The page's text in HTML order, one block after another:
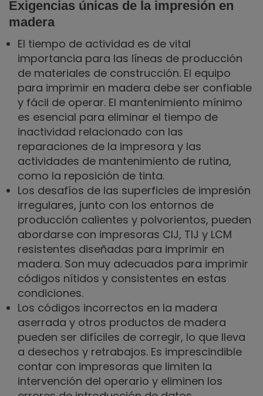
Exigencias únicas de la impresión en
madera
El tiempo de actividad es de vital
importancia para las líneas de producción
de materiales de construcción. El equipo
para imprimir en madera debe ser confiable
y fácil de operar. El mantenimiento mínimo
es esencial para eliminar el tiempo de
inactividad relacionado con las
reparaciones de la impresora y las
actividades de mantenimiento de rutina,
como la reposición de tinta.
Los desafíos de las superficies de impresión
irregulares, junto con los entornos de
producción calientes y polvorientos, pueden
abordarse con impresoras CIJ, TIJ y LCM
resistentes diseñadas para imprimir en
madera. Son muy adecuados para imprimir
códigos nítidos y consistentes en estas
condiciones.
Los códigos incorrectos en la madera
aserrada y otros productos de madera
pueden ser difíciles de corregir, lo que lleva
a desechos y retrabajos. Es imprescindible
contar con impresoras que limiten la
intervención del operario y eliminen los